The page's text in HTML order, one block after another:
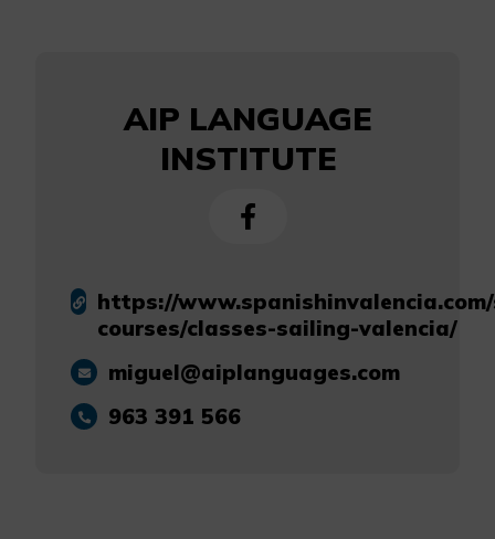
AIP LANGUAGE
INSTITUTE
https://
courses/classes-sailing-valencia/
miguel@aiplanguages.com
963 391 566